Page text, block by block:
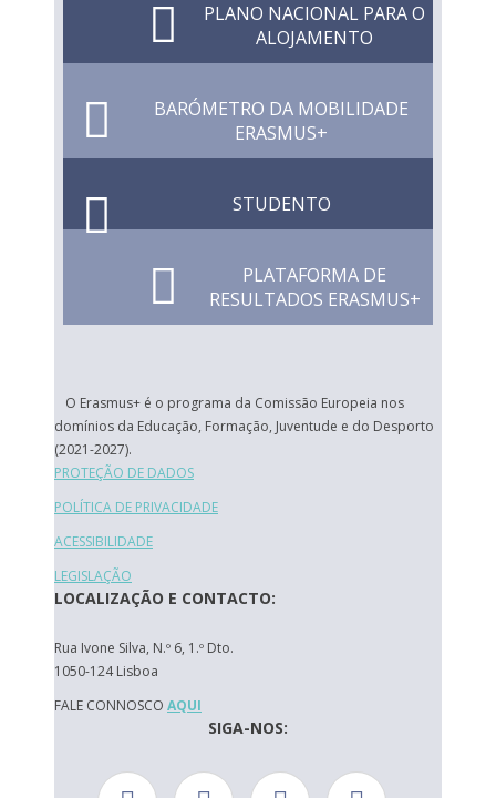
PLANO NACIONAL PARA O
ALOJAMENTO
BARÓMETRO DA MOBILIDADE
ERASMUS+
STUDENTO
PLATAFORMA DE
RESULTADOS ERASMUS+
O Erasmus+ é o programa da Comissão Europeia nos
domínios da Educação, Formação, Juventude e do Desporto
(2021-2027).
PROTEÇÃO DE DADOS
POLÍTICA DE PRIVACIDADE
ACESSIBILIDADE
LEGISLAÇÃO
LOCALIZAÇÃO E CONTACTO:
Rua Ivone Silva, N.º 6, 1.º Dto.
1050-124 Lisboa
FALE CONNOSCO AQUI
SIGA-NOS: